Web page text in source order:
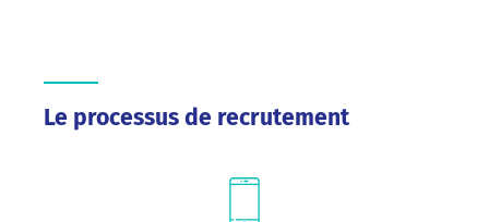
Le processus de recrutement